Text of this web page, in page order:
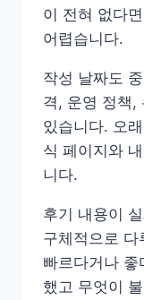
이 전혀 없다
어렵습니다.
작성 날짜도
격, 운영 정책,
있습니다. 오
식 페이지와
니다.
후기 내용이
구체적으로 다
빠르다거나 좋
했고 무엇이